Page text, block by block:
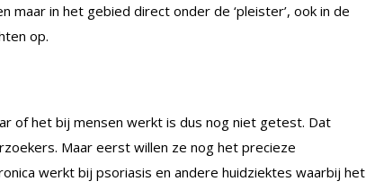
maar in het gebied direct onder de ‘pleister’, ook in de
op.
of het bij mensen werkt is dus nog niet getest. Dat
Maar eerst willen ze nog het precieze
werkt bij psoriasis en andere huidziektes waarbij het